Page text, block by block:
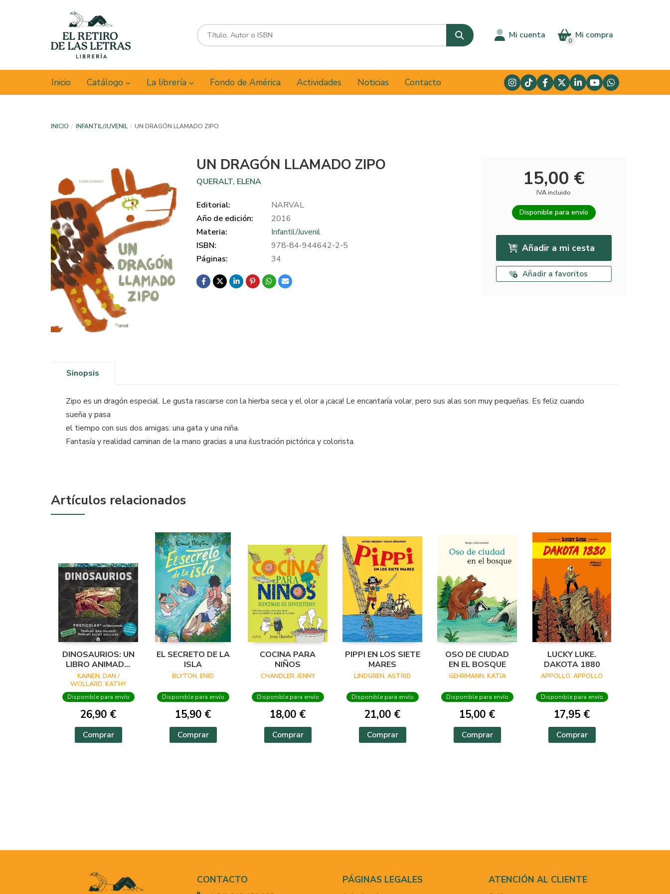
Mi cuenta Mi compra
0
Inicio Catálogo La librería Fondo de América Actividades Noticias Contacto
INICIO INFANTIL/JUVENIL UN DRAGÓN LLAMADO ZIPO
UN DRAGÓN LLAMADO ZIPO
QUERALT, ELENA
Editorial:
NARVAL
Año de edición:
2016
Materia:
Infantil/Juvenil
ISBN:
978-84-944642-2-5
Páginas:
34
15,00 €
IVA incluido
Disponible para envío
Añadir a mi cesta
Añadir a favoritos
Sinopsis
Zipo es un dragón especial. Le gusta rascarse con la hierba seca y el olor a ¡caca! Le encantaría volar, pero sus alas son muy pequeñas. Es feliz cuando
sueña y pasa
el tiempo con sus dos amigas: una gata y una niña.
Fantasía y realidad caminan de la mano gracias a una ilustración pictórica y colorista.
Artículos relacionados
DINOSAURIOS: UN
LIBRO ANIMADO
EN PHOTICULAR
KAINEN, DAN /
WOLLARD, KATHY
Disponible para envío
26,90 €
Comprar
EL SECRETO DE LA
ISLA
BLYTON, ENID
Disponible para envío
15,90 €
Comprar
COCINA PARA
NIÑOS
CHANDLER, JENNY
Disponible para envío
18,00 €
Comprar
PIPPI EN LOS SIETE
MARES
LINDGREN, ASTRID
Disponible para envío
21,00 €
Comprar
OSO DE CIUDAD
EN EL BOSQUE
GEHRMANN, KATJA
Disponible para envío
15,00 €
Comprar
LUCKY LUKE.
DAKOTA 1880
APPOLLO, APPOLLO
Disponible para envío
17,95 €
Comprar
CONTACTO PÁGINAS LEGALES ATENCIÓN AL CLIENTE